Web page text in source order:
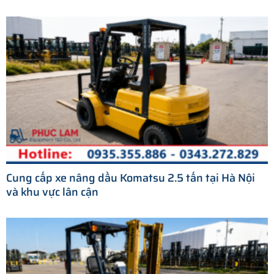
Cung cấp xe nâng dầu Komatsu 2.5 tấn tại Hà Nội
và khu vực lân cận